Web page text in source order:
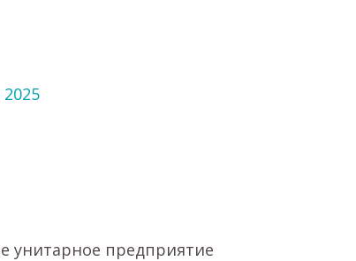
унитарное предприятие